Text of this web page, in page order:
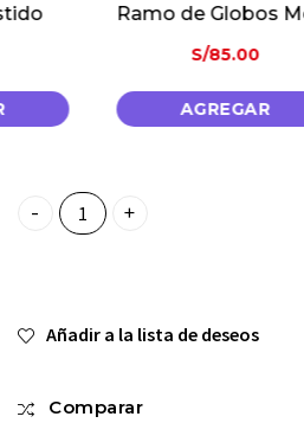
Ramo de Globos Metalicos
AGREGAR
Caja con 12 Rosas quantity
Añadir a la lista de deseos
Comparar